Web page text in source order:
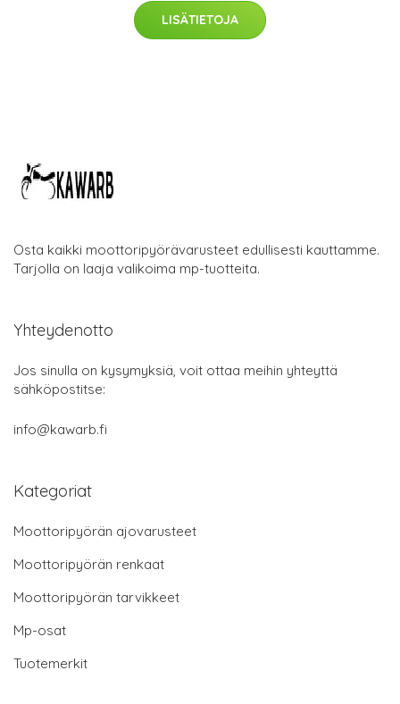
LISÄTIETOJA
Osta kaikki moottoripyörävarusteet edullisesti kauttamme.
Tarjolla on laaja valikoima mp-tuotteita.
Yhteydenotto
Jos sinulla on kysymyksiä, voit ottaa meihin yhteyttä
sähköpostitse:
info@kawarb.fi
Kategoriat
Moottoripyörän ajovarusteet
Moottoripyörän renkaat
Moottoripyörän tarvikkeet
Mp-osat
Tuotemerkit